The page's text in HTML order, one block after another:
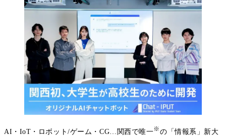
AI・IoT・ロボット/ゲーム・CG…関西で唯一※の「情報系」新大